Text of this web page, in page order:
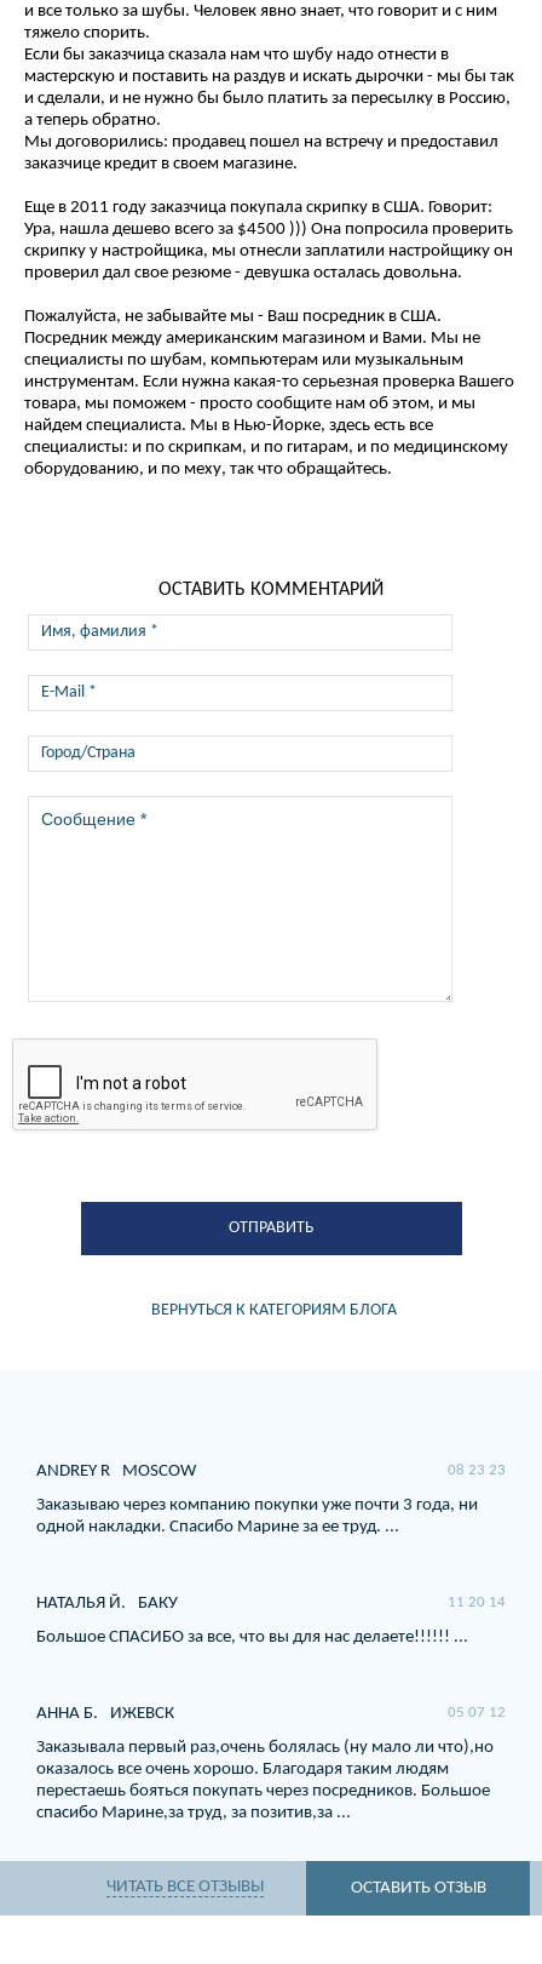
и все только за шубы. Человек явно знает, что говорит и с ним
тяжело спорить.
Если бы заказчица сказала нам что шубу надо отнести в
мастерскую и поставить на раздув и искать дырочки - мы бы так
и сделали, и не нужно бы было платить за пересылку в Россию,
а теперь обратно.
Мы договорились: продавец пошел на встречу и предоставил
заказчице кредит в своем магазине.
Еще в 2011 году заказчица покупала скрипку в США. Говорит:
Ура, нашла дешево всего за $4500 ))) Она попросила проверить
скрипку у настройщика, мы отнесли заплатили настройщику он
проверил дал свое резюме - девушка осталась довольна.
Пожалуйста, не забывайте мы - Ваш посредник в США.
Посредник между американским магазином и Вами. Мы не
специалисты по шубам, компьютерам или музыкальным
инструментам. Если нужна какая-то серьезная проверка Вашего
товара, мы поможем - просто сообщите нам об этом, и мы
найдем специалиста. Мы в Нью-Йорке, здесь есть все
специалисты: и по скрипкам, и по гитарам, и по медицинскому
оборудованию, и по меху, так что обращайтесь.
ОСТАВИТЬ КОММЕНТАРИЙ
ВЕРНУТЬСЯ К КАТЕГОРИЯМ БЛОГА
ANDREY R MOSCOW 08 23 23
Заказываю через компанию покупки уже почти 3 года, ни
одной накладки. Спасибо Марине за ее труд. ...
НАТАЛЬЯ Й. БАКУ 11 20 14
Большое СПАСИБО за все, что вы для нас делаете!!!!!! ...
АННА Б. ИЖЕВСК 05 07 12
Заказывала первый раз,очень болялась (ну мало ли что),но
оказалось все очень хорошо. Благодаря таким людям
перестаешь бояться покупать через посредников. Большое
спасибо Марине,за труд, за позитив,за ...
ЧИТАТЬ ВСЕ ОТЗЫВЫ ОСТАВИТЬ ОТЗЫВ